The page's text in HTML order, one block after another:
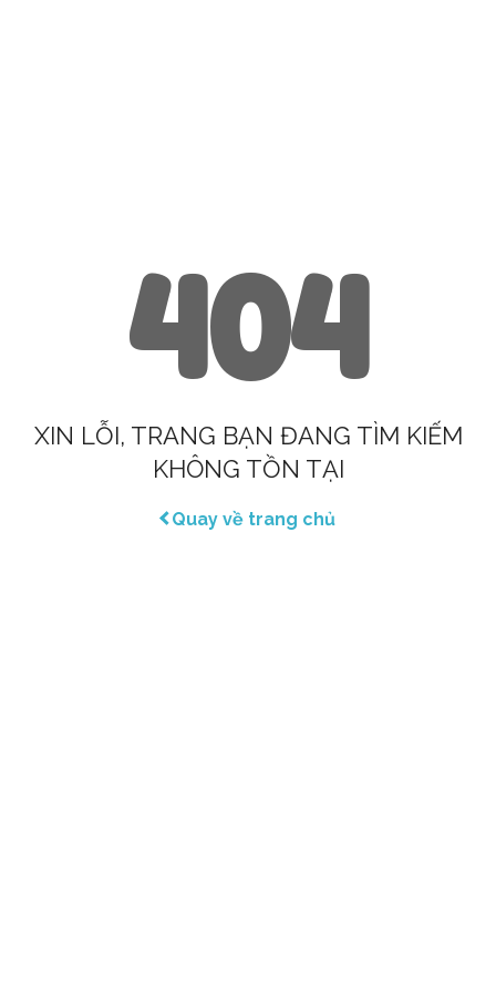
404
XIN LỖI, TRANG BẠN ĐANG TÌM KIẾM
KHÔNG TỒN TẠI
Quay về trang chủ